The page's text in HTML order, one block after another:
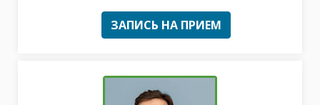
ЗАПИСЬ НА ПРИЕМ